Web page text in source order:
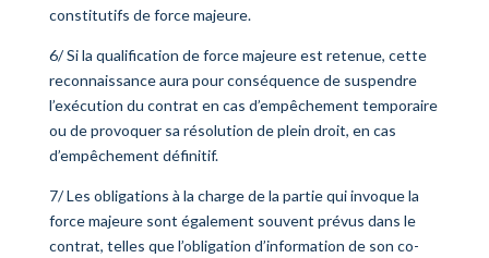
constitutifs de force majeure.
6/ Si la qualification de force majeure est retenue, cette
reconnaissance aura pour conséquence de suspendre
l’exécution du contrat en cas d’empêchement temporaire
ou de provoquer sa résolution de plein droit, en cas
d’empêchement définitif.
7/ Les obligations à la charge de la partie qui invoque la
force majeure sont également souvent prévus dans le
contrat, telles que l’obligation d’information de son co-